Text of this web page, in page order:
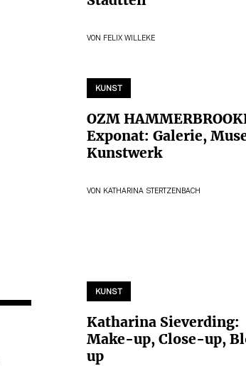
VON FELIX WILLEKE
KUNST
OZM
Exponat: Galerie,
Kunstwerk
VON KATHARINA STERTZENBACH
KUNST
Katharina Sieverding:
Make-up, Close-up,
up